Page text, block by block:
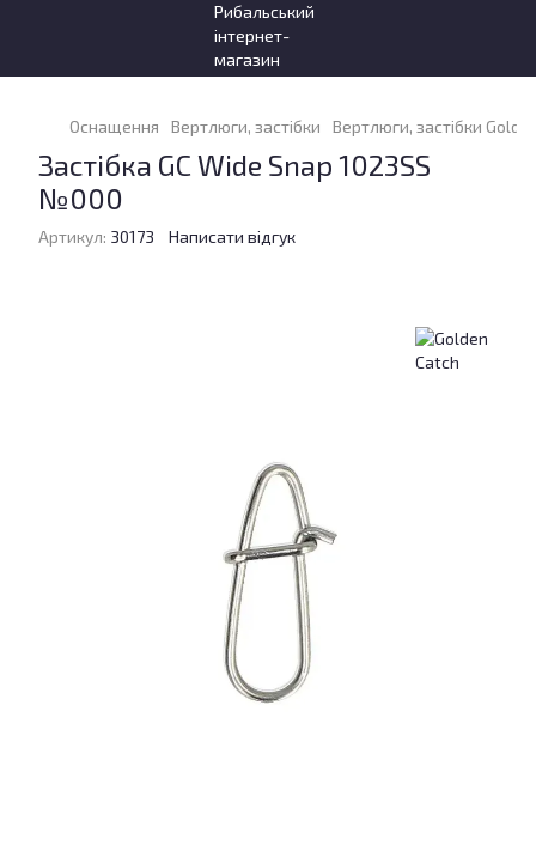
Оснащення Вертлюги, застібки Вертлюги, застібки
Застібка GC Wide Snap 1023SS
№000
Артикул: 30173 Написати відгук